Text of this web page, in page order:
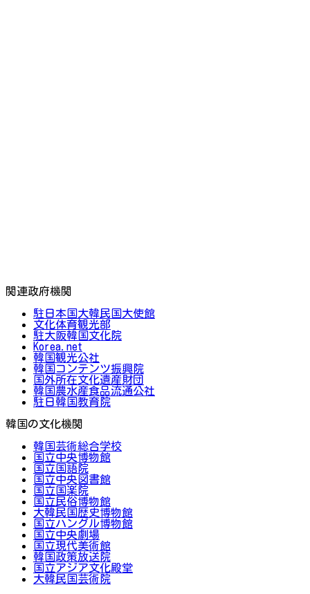
関連政府機関
駐日本国大韓民国大使館
文化体育観光部
駐大阪韓国文化院
Korea.net
韓国観光公社
韓国コンテンツ振興院
国外所在文化遺産財団
韓国農水産食品流通公社
駐日韓国教育院
韓国の文化機関
韓国芸術総合学校
国立中央博物館
国立国語院
国立中央図書館
国立国楽院
国立民俗博物館
大韓民国歴史博物館
国立ハングル博物館
国立中央劇場
国立現代美術館
韓国政策放送院
国立アジア文化殿堂
大韓民国芸術院